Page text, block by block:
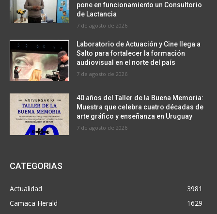
pone en funcionamiento un Consultorio
de Lactancia
7 de agosto de 2026
Laboratorio de Actuación y Cine llega a
Salto para fortalecer la formación
audiovisual en el norte del país
7 de agosto de 2026
40 años del Taller de la Buena Memoria:
Muestra que celebra cuatro décadas de
arte gráfico y enseñanza en Uruguay
7 de agosto de 2026
CATEGORIAS
Actualidad
3981
Camaca Herald
1629